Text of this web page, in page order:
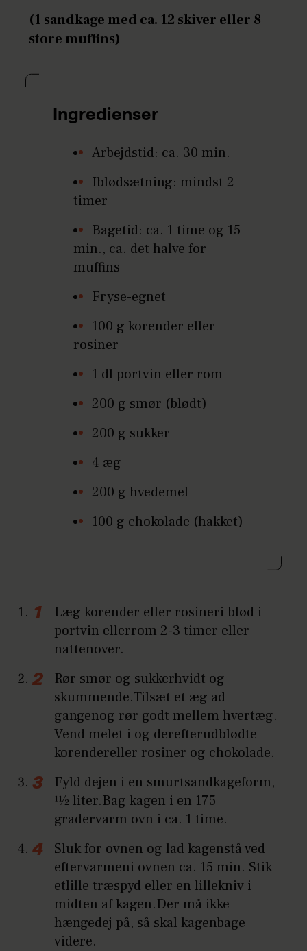
(1 sandkage med ca. 12 skiver eller 8
store muffins)
Ingredienser
Arbejdstid: ca. 30 min.
Iblødsætning: mindst 2
timer
Bagetid: ca. 1 time og 15
min., ca. det halve for
muffins
Fryse-egnet
100 g korender eller
rosiner
1 dl portvin eller rom
200 g smør (blødt)
200 g sukker
4 æg
200 g hvedemel
100 g chokolade (hakket)
Læg korender eller rosineri blød i
portvin ellerrom 2-3 timer eller
nattenover.
Rør smør og sukkerhvidt og
skummende.Tilsæt et æg ad
gangenog rør godt mellem hvertæg.
Vend melet i og derefterudblødte
korendereller rosiner og chokolade.
Fyld dejen i en smurtsandkageform,
11⁄2 liter.Bag kagen i en 175
gradervarm ovn i ca. 1 time.
Sluk for ovnen og lad kagenstå ved
eftervarmeni ovnen ca. 15 min. Stik
etlille træspyd eller en lillekniv i
midten af kagen.Der må ikke
hængedej på, så skal kagenbage
videre.